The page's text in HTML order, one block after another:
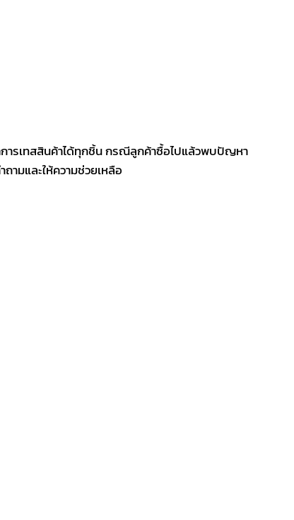
การเทสสินค้าได้ทุกชิ้น กรณีลูกค้าซื้อไปแล้วพบปัญหา
มและให้ความช่วยเหลือ